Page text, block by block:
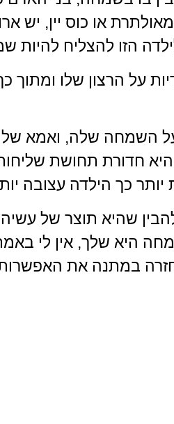
או כוס יין, יש
הזו להצליח להיות
על הרצון שלו
השמחה שלה, ואמא
היא חדורת תחושת
כך הילדה עצובה
שהיא תוצר של עשיה
היא שלך, אין לי
במתנה את